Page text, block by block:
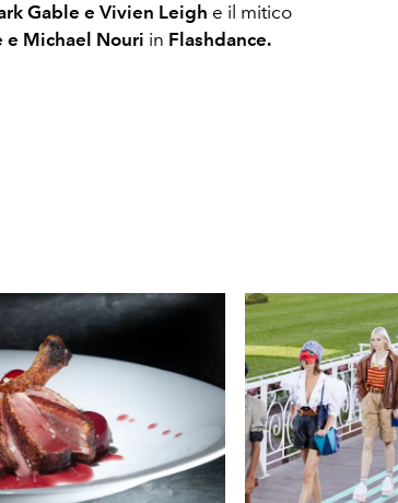
Gable e Vivien Leigh e il mitico
e Michael Nouri in Flashdance.